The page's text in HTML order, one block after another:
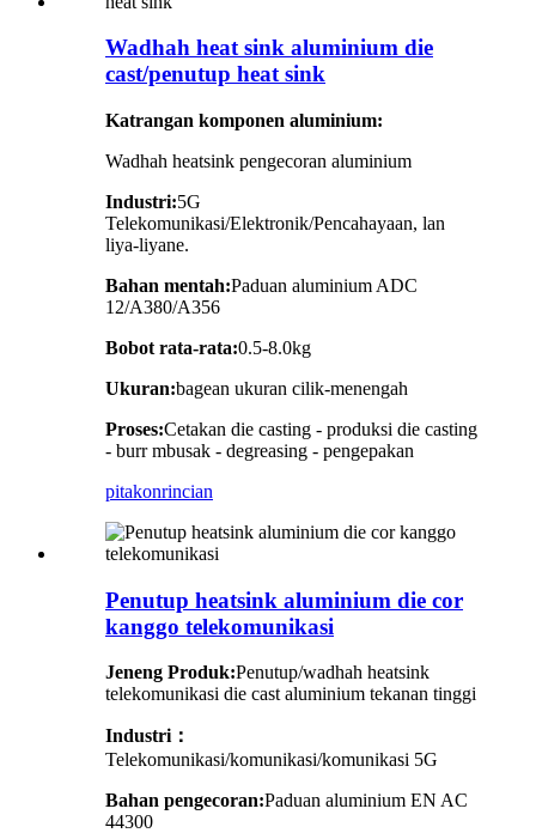
Wadhah heat sink aluminium die
cast/penutup heat sink
Katrangan komponen aluminium:
Wadhah heatsink pengecoran aluminium
Industri:5G
Telekomunikasi/Elektronik/Pencahayaan, lan
liya-liyane.
Bahan mentah:Paduan aluminium ADC
12/A380/A356
Bobot rata-rata:0.5-8.0kg
Ukuran:bagean ukuran cilik-menengah
Proses:Cetakan die casting - produksi die casting
- burr mbusak - degreasing - pengepakan
pitakonrincian
Penutup heatsink aluminium die cor
kanggo telekomunikasi
Jeneng Produk:Penutup/wadhah heatsink
telekomunikasi die cast aluminium tekanan tinggi
Industri：
Telekomunikasi/komunikasi/komunikasi 5G
Bahan pengecoran:Paduan aluminium EN AC
44300